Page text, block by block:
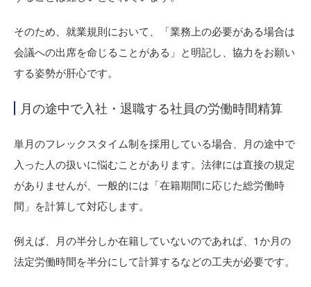
そのため、就業規則において、「業務上の必要がある場合は
会議への出席を命じることがある」と明記し、協力をお願い
する姿勢が肝心です。
月の途中で入社・退職する社員の労働時間精算
単月のフレックスタイム制を採用している場合、月の途中で
入った人の扱いに悩むことがあります。法律には直接の規定
がありませんが、一般的には「在籍期間に応じた総労働時
間」を計算して対応します。
例えば、月の半分しか在籍していないのであれば、1か月の
法定労働時間を半分にして計算するなどの工夫が必要です。